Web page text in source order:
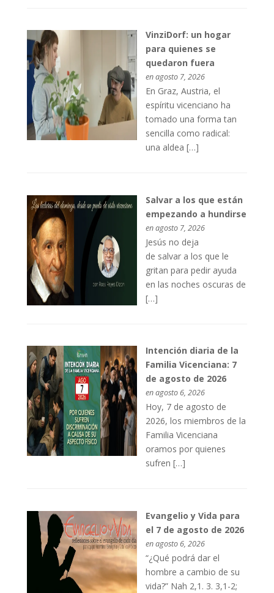
VinziDorf: un hogar
para quienes se
quedaron fuera
en agosto 7, 2026
En Graz, Austria, el
espíritu vicenciano ha
tomado una forma tan
sencilla como radical:
una aldea […]
Salvar a los que están
empezando a hundirse
en agosto 7, 2026
Jesús no deja
de salvar a los que le
gritan para pedir ayuda
en las noches oscuras de
[…]
Intención diaria de la
Familia Vicenciana: 7
de agosto de 2026
en agosto 6, 2026
Hoy, 7 de agosto de
2026, los miembros de la
Familia Vicenciana
oramos por quienes
sufren […]
Evangelio y Vida para
el 7 de agosto de 2026
en agosto 6, 2026
“¿Qué podrá dar el
hombre a cambio de su
vida?” Nah 2,1. 3. 3,1-2;